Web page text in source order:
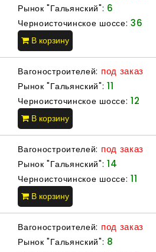
Рынок "Гальянский": 6
Черноисточинское шоссе:36
В корзину
Вагоностроителей: под заказ
Рынок "Гальянский":11
Черноисточинское шоссе:12
В корзину
Вагоностроителей: под заказ
Рынок "Гальянский":14
Черноисточинское шоссе:11
В корзину
Вагоностроителей: под заказ
Рынок "Гальянский": 8